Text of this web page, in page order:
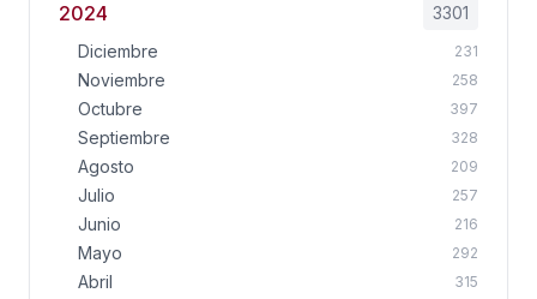
2024
3301
Diciembre
231
Noviembre 258
Octubre 397
Septiembre 328
Agosto 209
Julio 257
Junio 216
Mayo 292
Abril 315